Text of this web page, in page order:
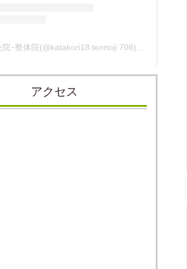
なおや鍼灸院･整体院(@katakori18.tennoji.708)がシェアした投稿
アクセス